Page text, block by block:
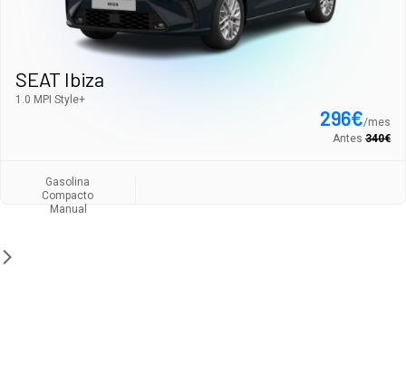
SEAT Ibiza
1.0 MPI Style+
296€/mes
Antes 340€
Gasolina
Compacto
Manual